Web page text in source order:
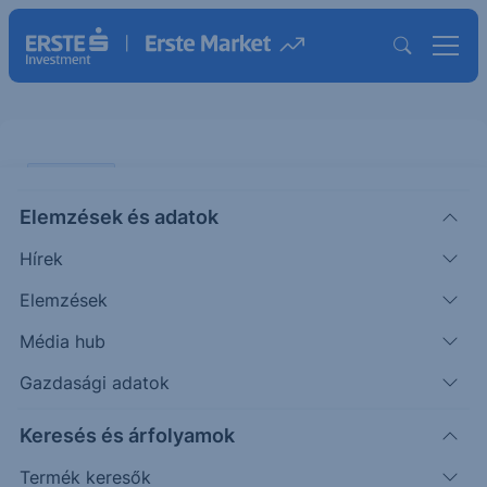
Elemzések és adatok
Hírek
Elemzések
Média hub
Gazdasági adatok
Keresés és árfolyamok
Termék keresők
Kínában
A Tesla kínai gyártású elektromos járműveinek
eladásai májusban közel 40%-kal nőttek,